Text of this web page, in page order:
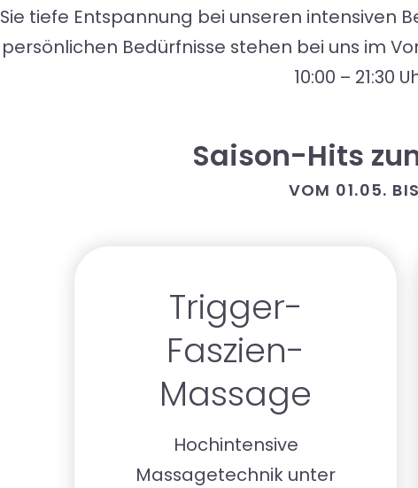
Sie tiefe Entspannung bei unseren intensiven
persönlichen Bedürfnisse stehen bei uns im
10:00 – 21:30
Saison-Hits
VOM 01.05.
Trigger-
Faszien-
Massage
Hochintensive
Massagetechnik unter